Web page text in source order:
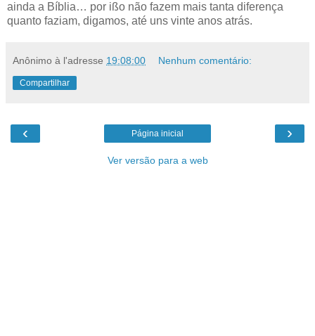
ainda a Bíblia… por ißo não fazem mais tanta diferença
quanto faziam, digamos, até uns vinte anos atrás.
Anônimo à l'adresse 19:08:00 Nenhum comentário:
Compartilhar
‹ ›
Página inicial
Ver versão para a web